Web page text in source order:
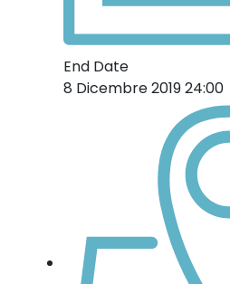
End Date
8 Dicembre 2019 24:00